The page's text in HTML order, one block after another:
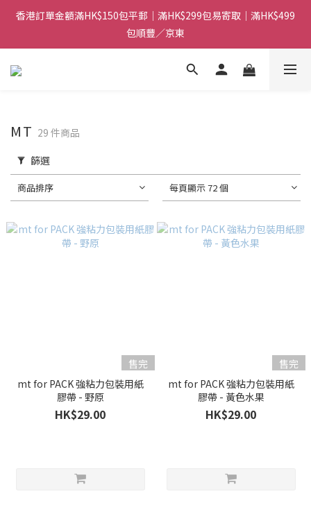
香港訂單金額滿HK$150包平郵｜滿HK$299包易寄取｜滿HK$499
包順豐／京東
香港訂單金額滿HK$150包平郵｜滿HK$299包易寄取｜滿HK$499
包順豐／京東
MT 29 件商品
篩選
商品排序 每頁顯示 72 個
售完
mt for PACK 強粘力包裝用紙
膠帶 - 野原
HK$29.00
售完
mt for PACK 強粘力包裝用紙
膠帶 - 黃色水果
HK$29.00